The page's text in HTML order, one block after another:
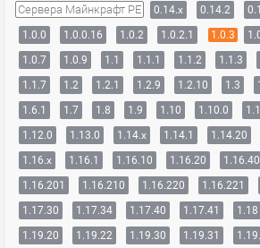
Сервера Майнкрафт PE 0.14.x 0.14.2
1.0.0
1.0.0.16 1.0.2 1.0.2.1 1.0.3
1.0.7
1.0.9 1.1 1.1.1 1.1.2 1.1.3
1.1.7
1.2 1.2.1 1.2.9 1.2.10 1.3
1.6.1
1.7 1.8 1.9 1.10 1.10.0
1.12.0
1.13.0 1.14.x 1.14.1 1.14.20
1.16.x
1.16.1 1.16.10 1.16.20 1.16.40
1.16.201
1.16.210 1.16.220 1.16.221
1.17.30
1.17.34 1.17.40 1.17.41 1.18
1.19.20
1.19.22 1.19.30 1.19.31